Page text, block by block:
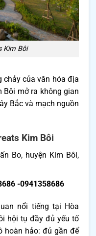
Kim Bôi
chảy của văn hóa địa
Bôi mở ra không gian
Bắc và mạch nguồn
Kim Bôi
Bo, huyện Kim Bôi,
-0941358686
nổi tiếng tại Hòa
hội tụ đầy đủ yếu tố
hoàn hảo: đủ gần để